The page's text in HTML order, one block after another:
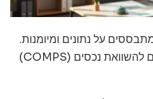
על נתונים ומיומנות.
המשרד משתמש בכלים אנליטיים להשוואת נכסים (COMPS)